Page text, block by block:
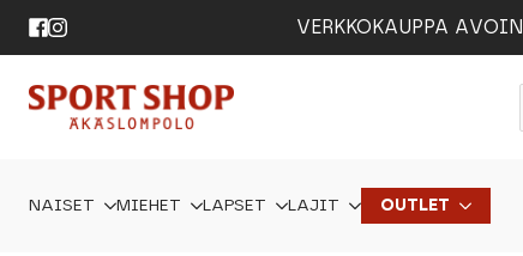
VERKKOKAUPPA
NAISET MIEHET LAPSET LAJIT OUTLET